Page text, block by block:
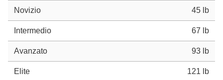
Novizio 45 lb
Intermedio 67 lb
Avanzato 93 lb
Elite 121 lb